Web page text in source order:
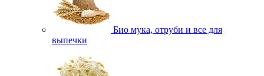
Био мука, отруби и все для
выпечки